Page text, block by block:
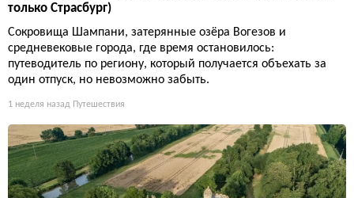
только Страсбург)
Сокровища Шампани, затерянные озёра Вогезов и
средневековые города, где время остановилось:
путеводитель по региону, который получается объехать за
один отпуск, но невозможно забыть.
1 неделя назад Путешествия